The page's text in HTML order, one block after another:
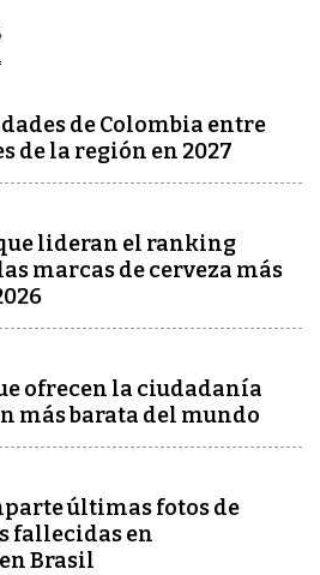
de Colombia entre
de la región en 2027
lideran el ranking
marcas de cerveza más
ofrecen la ciudadanía
más barata del mundo
últimas fotos de
fallecidas en
Brasil